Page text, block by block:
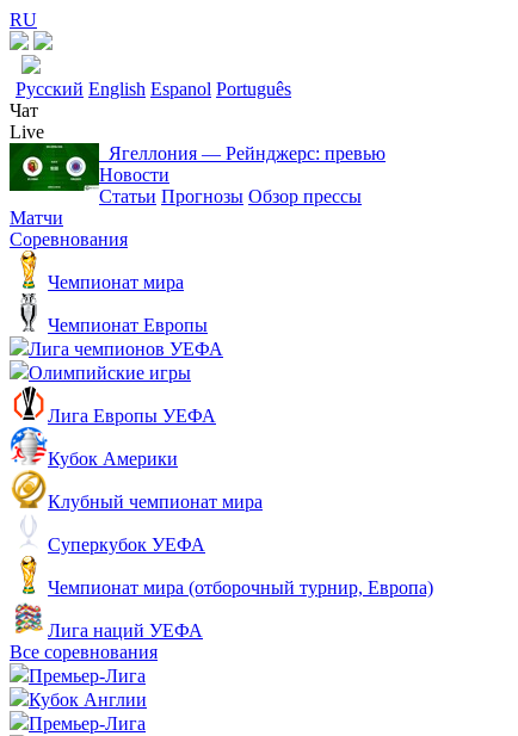
RU
Русский English Espanol Português
Чат
Live
Ягеллония ― Рейнджерс: превью
Новости
Статьи Прогнозы Обзор прессы
Матчи
Соревнования
Чемпионат мира
Чемпионат Европы
Лига чемпионов УЕФА
Олимпийские игры
Лига Европы УЕФА
Кубок Америки
Клубный чемпионат мира
Суперкубок УЕФА
Чемпионат мира (отборочный турнир, Европа)
Лига наций УЕФА
Все соревнования
Премьер-Лига
Кубок Англии
Премьер-Лига